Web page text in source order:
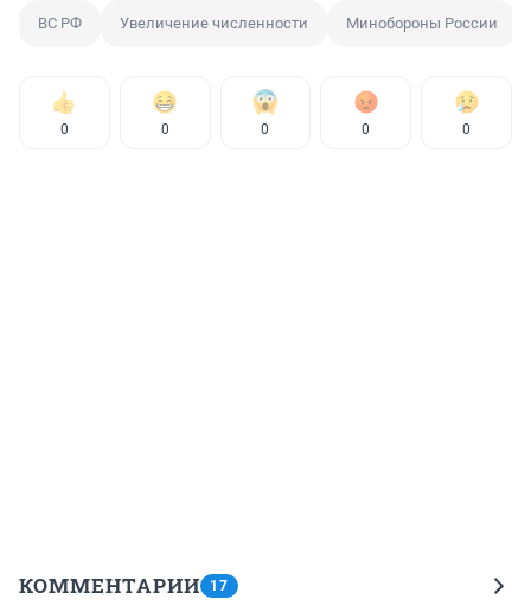
ВС РФ Увеличение численности Минобороны России
0 0 0 0 0
КОММЕНТАРИИ 17